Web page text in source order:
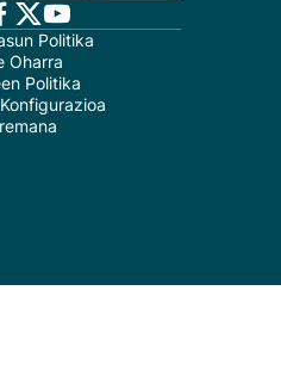
Politika
Oharra
Politika